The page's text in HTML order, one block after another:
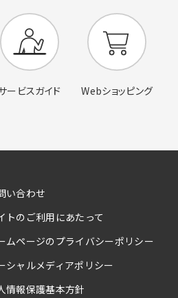
ービスガイド Webショッピング
い合わせ
トのご利用にあたって
ムページのプライバシーポリシー
シャルメディアポリシー
情報保護基本方針